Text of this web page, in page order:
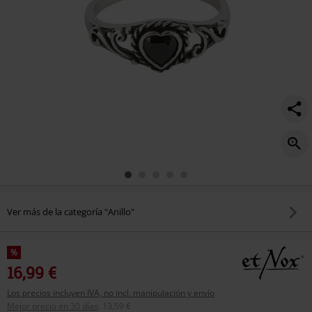
Ver más de la categoría "Anillo"
%
16,99 €
Los precios incluyen IVA, no incl. manipulación y envío
Mejor precio en 30 días
13,59 €